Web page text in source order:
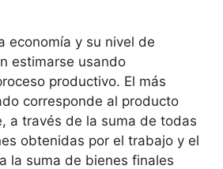
economía y su nivel de
estimarse usando
productivo. El más
corresponde al producto
a través de la suma de todas
obtenidas por el trabajo y el
la suma de bienes finales